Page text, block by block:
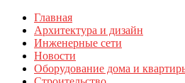
Главная
Архитектура и дизайн
Инженерные сети
Новости
Оборудование дома и